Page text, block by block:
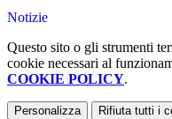
Notizie
Questo sito o gli strumenti
cookie necessari al
COOKIE POLICY.
Personalizza Rifiuta tutti i